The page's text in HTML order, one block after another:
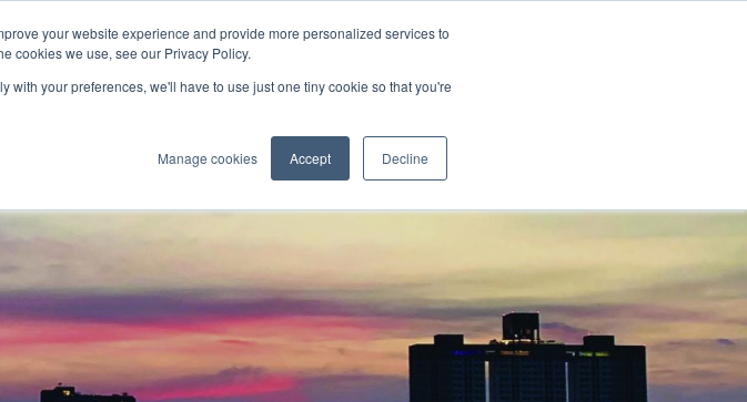
your website experience and provide more personalized services to
cookies we use, see our Privacy Policy.
with your preferences, we'll have to use just one tiny cookie so that you're
Manage cookies Accept Decline
ServiziApplicazioni